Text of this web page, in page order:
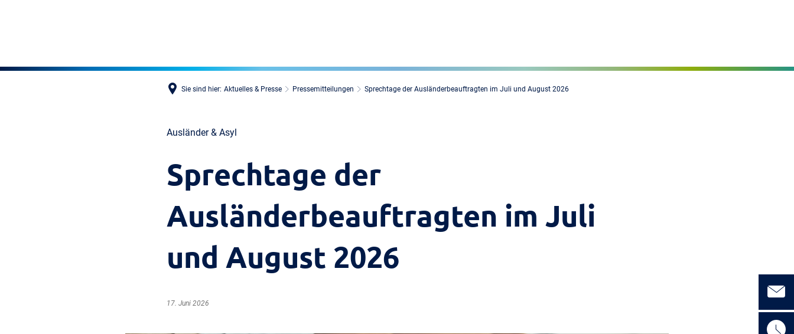
Sie sind hier: Aktuelles & Presse Pressemitteilungen Sprechtage der Ausländerbeauftragten im Juli und August 2026
Ausländer & Asyl
Sprechtage der
Ausländerbeauftragten im Juli
und August 2026
17. Juni 2026